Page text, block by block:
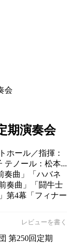
期演奏会
ホール／指揮：
テノール：松本...
奏曲」「ハバネ
奏曲」「闘牛士
第4幕「フィナー
レビューを書く